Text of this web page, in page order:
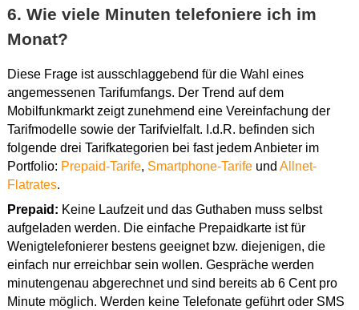
6. Wie viele Minuten telefoniere ich im
Monat?
Diese Frage ist ausschlaggebend für die Wahl eines
angemessenen Tarifumfangs. Der Trend auf dem
Mobilfunkmarkt zeigt zunehmend eine Vereinfachung der
Tarifmodelle sowie der Tarifvielfalt. I.d.R. befinden sich
folgende drei Tarifkategorien bei fast jedem Anbieter im
Portfolio: Prepaid-Tarife, Smartphone-Tarifeund Allnet-
Flatrates.
Prepaid: Keine Laufzeit und das Guthaben muss selbst
aufgeladen werden. Die einfache Prepaidkarte ist für
Wenigtelefonierer bestens geeignet bzw. diejenigen, die
einfach nur erreichbar sein wollen. Gespräche werden
minutengenau abgerechnet und sind bereits ab 6 Cent pro
Minute möglich. Werden keine Telefonate geführt oder SMS